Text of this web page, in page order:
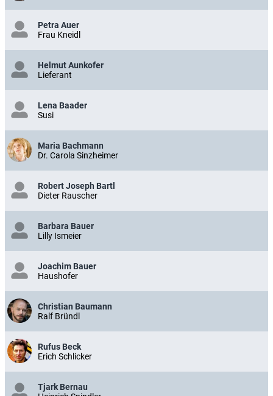
Petra Auer
Frau Kneidl
Helmut Aunkofer
Lieferant
Lena Baader
Susi
Maria Bachmann
Dr. Carola Sinzheimer
Robert Joseph Bartl
Dieter Rauscher
Barbara Bauer
Lilly Ismeier
Joachim Bauer
Haushofer
Christian Baumann
Ralf Bründl
Rufus Beck
Erich Schlicker
Tjark Bernau